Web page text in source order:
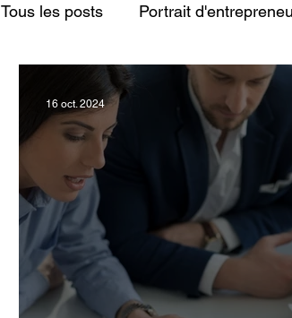
Tous les posts Portrait
16 oct. 2024